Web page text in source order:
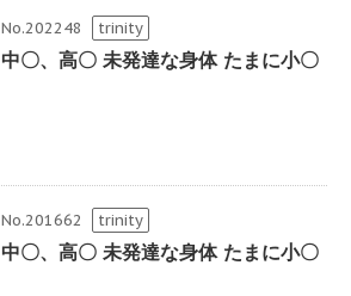
No.202248 trinity
中〇、高〇 未発達な身体 たまに小〇
No.201662 trinity
中〇、高〇 未発達な身体 たまに小〇